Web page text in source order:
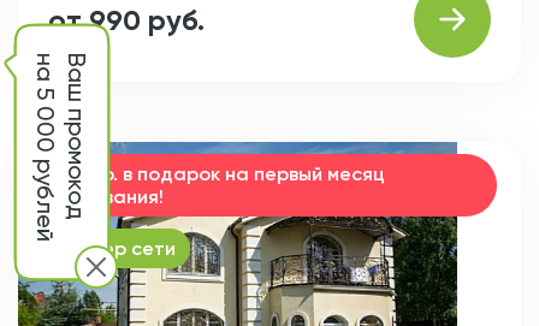
от 990 руб.
15000 р. в подарок на первый месяц
проживания!
партнер сети
Ваш промокод
на 5 000 рублей